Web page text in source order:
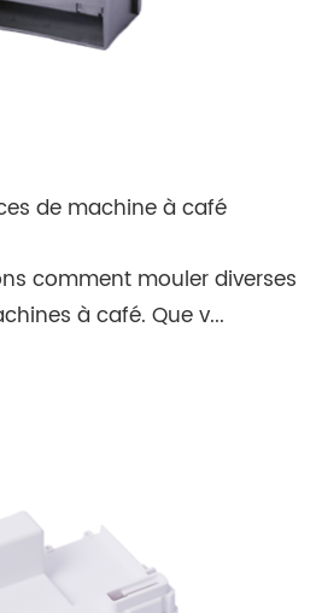
de machine à café
comment mouler diverses
à café. Que v...